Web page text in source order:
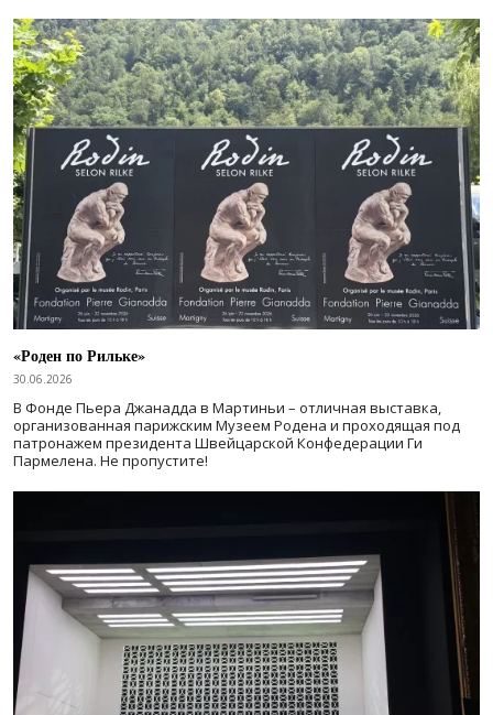
«Роден по Рильке»
30.06.2026
В Фонде Пьера Джанадда в Мартиньи – отличная выставка,
организованная парижским Музеем Родена и проходящая под
патронажем президента Швейцарской Конфедерации Ги
Пармелена. Не пропустите!